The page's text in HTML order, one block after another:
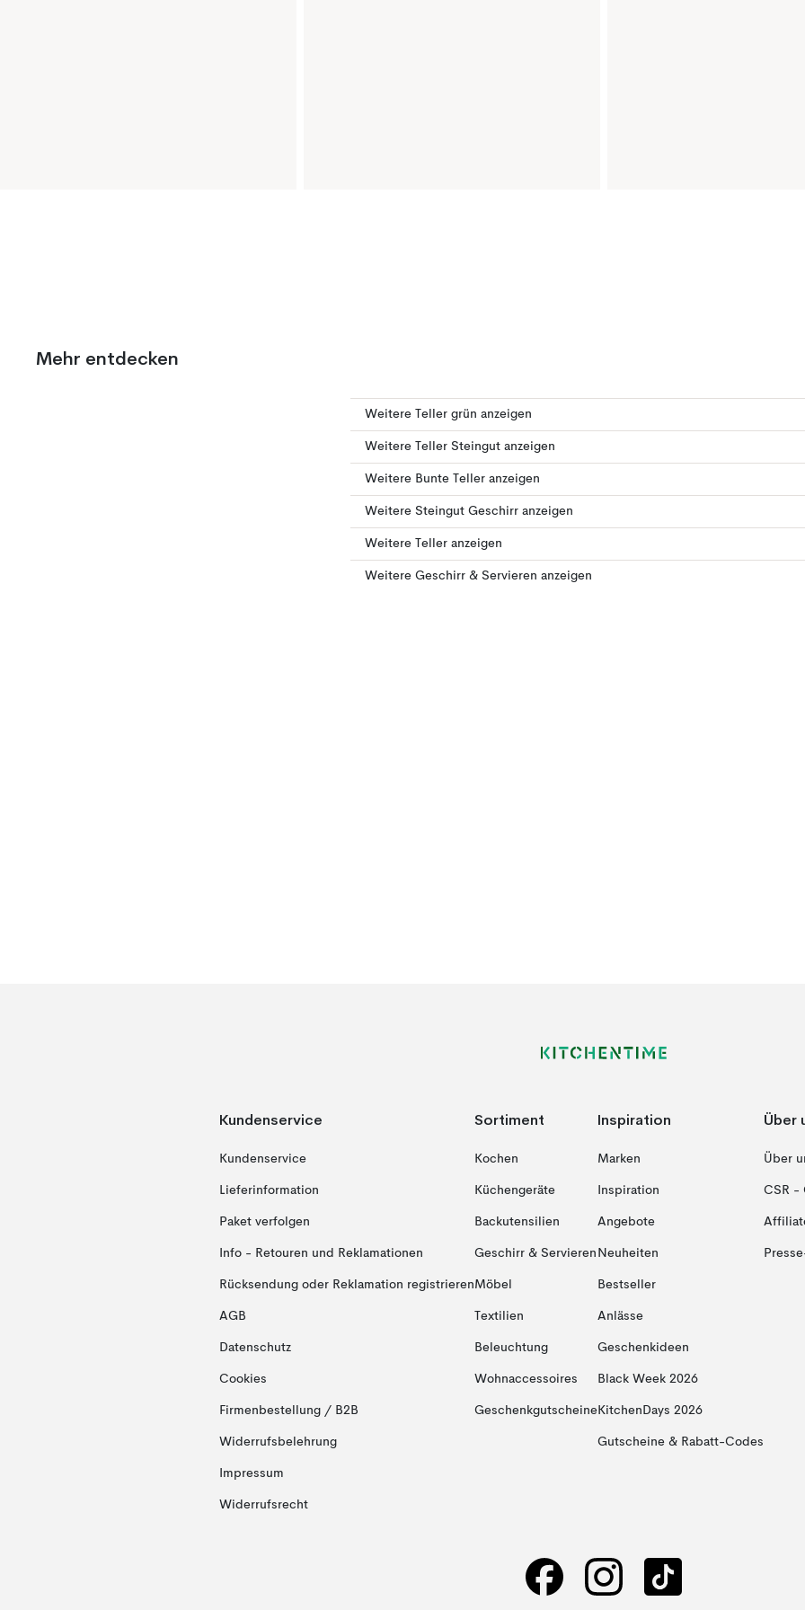
Mehr entdecken
Weitere Teller grün anzeigen
Weitere Teller Steingut anzeigen
Weitere Bunte Teller anzeigen
Weitere Steingut Geschirr anzeigen
Weitere Teller anzeigen
Weitere Geschirr & Servieren anzeigen
Kundenservice
Kundenservice
Lieferinformation
Paket verfolgen
Info - Retouren und Reklamationen
Rücksendung oder Reklamation registrieren
AGB
Datenschutz
Cookies
Firmenbestellung / B2B
Widerrufsbelehrung
Impressum
Widerrufsrecht
Sortiment
Kochen
Küchengeräte
Backutensilien
Geschirr & Servieren
Möbel
Textilien
Beleuchtung
Wohnaccessoires
Geschenkgutscheine
Inspiration
Marken
Inspiration
Angebote
Neuheiten
Bestseller
Anlässe
Geschenkideen
Black Week 2026
KitchenDays 2026
Gutscheine & Rabatt-Codes
Über
Über
CSR -